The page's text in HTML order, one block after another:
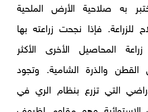
به صلاحية الأرض الملحية
للزراعة. فإذا نجحت زراعته بها
المحاصيل الأخرى الأكثر
والذرة الشامية. وتجود
التي تزرع بنظام الري في